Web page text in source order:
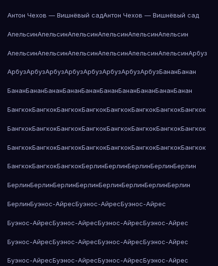
Антон Чехов — Вишнёвый садАнтон Чехов — Вишнёвый сад
АпельсинАпельсинАпельсинАпельсинАпельсинАпельсин
АпельсинАпельсинАпельсинАпельсинАпельсинАпельсинАрбуз
АрбузАрбузАрбузАрбузАрбузАрбузАрбузАрбузБананБанан
БананБананБананБананБананБананБананБананБананБанан
БангкокБангкокБангкокБангкокБангкокБангкокБангкокБангкок
БангкокБангкокБангкокБангкокБангкокБангкокБангкокБангкок
БангкокБангкокБангкокБангкокБангкокБангкокБангкокБангкок
БангкокБангкокБангкокБерлинБерлинБерлинБерлинБерлин
БерлинБерлинБерлинБерлинБерлинБерлинБерлинБерлин
БерлинБуэнос-АйресБуэнос-АйресБуэнос-Айрес
Буэнос-АйресБуэнос-АйресБуэнос-АйресБуэнос-Айрес
Буэнос-АйресБуэнос-АйресБуэнос-АйресБуэнос-Айрес
Буэнос-АйресБуэнос-АйресБуэнос-АйресБуэнос-Айрес